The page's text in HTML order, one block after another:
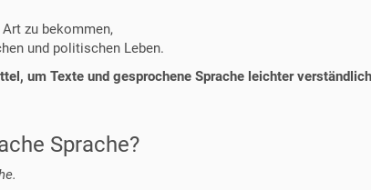
zu bekommen,
und politischen Leben.
um Texte und gesprochene Sprache leichter
Sprache?